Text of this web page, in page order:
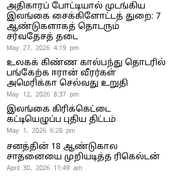
அதிகாரப் போட்டியால் முடங்கிய
இலங்கை சைக்கிளோட்டத் துறை: 7
ஆண்டுகளாகத் தொடரும்
சர்வதேசத் தடை
May 27, 2026 4:19 pm
உலகக் கிண்ண கால்பந்து தொடரில்
பங்கேற்க ஈரான் வீரர்கள்
அமெரிக்கா செல்வது உறுதி
May 12, 2026 8:37 pm
இலங்கை கிரிக்கெட்டை
கட்டியெழுப்ப புதிய திட்டம்
May 1, 2026 6:28 pm
சனத்தின் 18 ஆண்டுகால
சாதனையை முறியடித்த ரிகெல்டன்
April 30, 2026 11:49 am